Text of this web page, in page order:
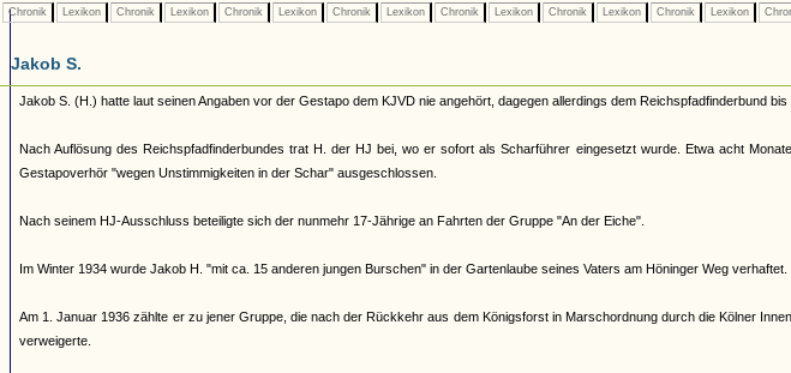
Chronik Lexikon Chronik Lexikon Chronik Lexikon Chronik Lexikon Chronik Lexikon Chronik Lexikon Chronik Lexikon
Jakob S.
Jakob S. (H.) hatte laut seinen Angaben vor der Gestapo dem KJVD nie angehört, dagegen allerdings dem Reichspfadfinderbund bis
Nach Auflösung des Reichspfadfinderbundes trat H. der HJ bei, wo er sofort als Scharführer eingesetzt wurde. Etwa acht
Gestapoverhör "wegen Unstimmigkeiten in der Schar" ausgeschlossen.
Nach seinem HJ-Ausschluss beteiligte sich der nunmehr 17-Jährige an Fahrten der Gruppe "An der Eiche".
Im Winter 1934 wurde Jakob H. "mit ca. 15 anderen jungen Burschen" in der Gartenlaube seines Vaters am Höninger Weg verhaftet.
Am 1. Januar 1936 zählte er zu jener Gruppe, die nach der Rückkehr aus dem Königsforst in Marschordnung durch die Kölner
verweigerte.